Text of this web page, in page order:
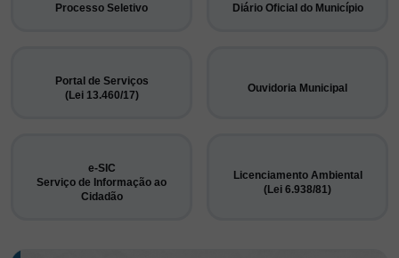
Processo Seletivo Diário Oficial do Município
Portal de Serviços
(Lei 13.460/17)
Ouvidoria Municipal
e-SIC
Serviço de Informação ao
Cidadão
Licenciamento Ambiental
(Lei 6.938/81)